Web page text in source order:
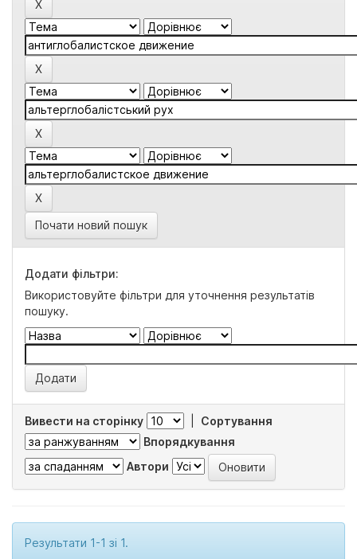
Почати новий пошук
Додати фільтри:
Використовуйте фільтри для уточнення результатів
пошуку.
Вивести на сторінку
Сортування
Впорядкування
Автори
Результати 1-1 зі 1.